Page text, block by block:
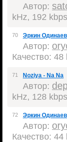
Автор:
kHz, 192
70 Эркин
Автор:
Качество:
71 Noziya - Na Na
Автор:
kHz, 128
72 Эркин
Автор:
Качество: